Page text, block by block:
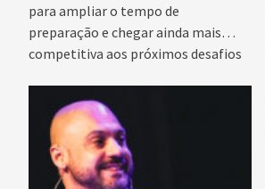
para ampliar o tempo de
preparação e chegar ainda mais
competitiva aos próximos desafios